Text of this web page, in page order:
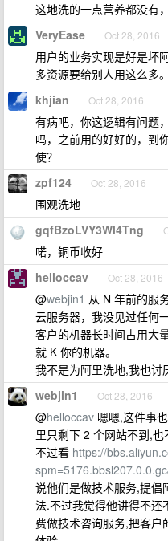
这地洗的一点营养都没有
VeryEase Oct 28, 2016
用户的业务实现是好是坏
多资源要给别人用这么多。
khjian Oct 28, 2016
有病吧，你这逻辑有问题
吗，之前用的好好的，到
使？
zpf124 Oct 28, 2016
围观洗地
gqfBzoLVY3Wl4Tng
喏，铜币收好
helloccav Oct 28, 2016
@webjin1 从 N 年前的服
云服务器，我没见过任何
客户的机器长时间占用大
就 K 你的机器。
我不是为阿里洗地,我也讨
webjin1 Oct 28, 2016
@helloccav 嗯嗯,这件事
里只剩下 2 个网站不到,
不过看 https://
说他们是做技术服务,提倡
法.不过我觉得他讲得不
费做技术咨询服务,把客